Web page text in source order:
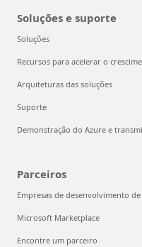
Soluções e suporte
Soluções
Recursos para acelerar o
Arquiteturas das soluções
Suporte
Demonstração do Azure e
Parceiros
Empresas de desenvolvimento
Microsoft Marketplace
Encontre um parceiro